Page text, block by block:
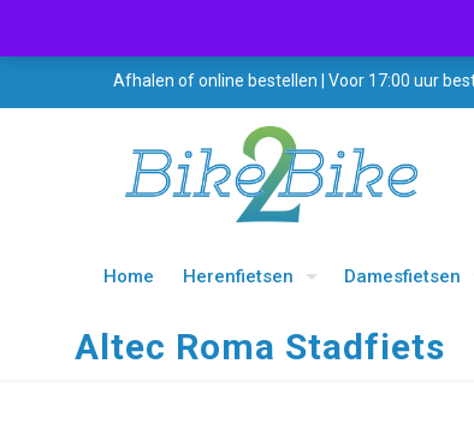
Afhalen of online bestellen | Voor 17:00 uur
Home Herenfietsen Damesfietsen
Altec Roma Stadfiets